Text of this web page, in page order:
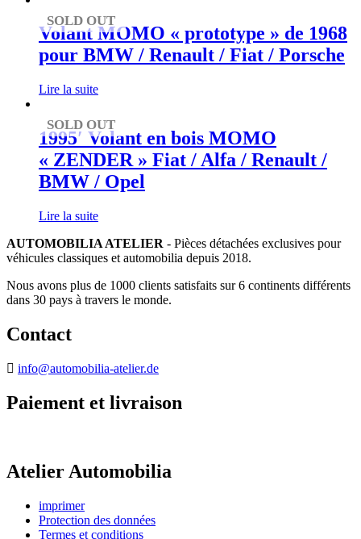
SOLD OUT
Volant MOMO « prototype » de 1968
pour BMW / Renault / Fiat / Porsche
Lire la suite
SOLD OUT
1995′ Volant en bois MOMO
« ZENDER » Fiat / Alfa / Renault /
BMW / Opel
Lire la suite
AUTOMOBILIA ATELIER - Pièces détachées exclusives pour
véhicules classiques et automobilia depuis 2018.
Nous avons plus de 1000 clients satisfaits sur 6 continents différents
dans 30 pays à travers le monde.
Contact
info@automobilia-atelier.de
Paiement et livraison
Atelier Automobilia
imprimer
Protection des données
Termes et conditions